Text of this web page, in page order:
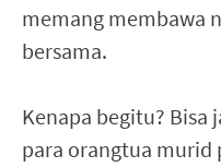
memang membawa
bersama.
Kenapa begitu? Bisa
para orangtua murid